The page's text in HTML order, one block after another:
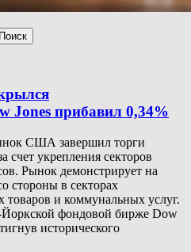
Jones прибавил 0,34%
США завершил торги
счет укрепления секторов
Рынок демонстрирует на
стороны в секторах
товаров и коммунальных услуг.
фондовой бирже Dow
исторического